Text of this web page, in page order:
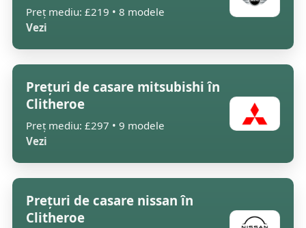
Preț mediu: £219 • 8 modele
Vezi
Prețuri de casare mitsubishi în
Clitheroe
Preț mediu: £297 • 9 modele
Vezi
Prețuri de casare nissan în
Clitheroe